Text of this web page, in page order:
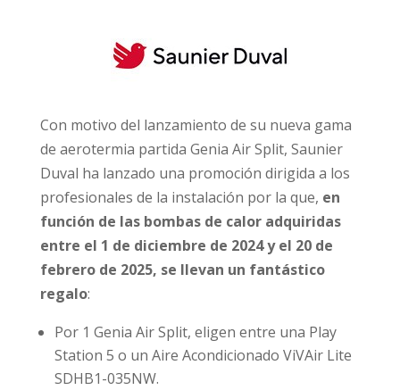
Con motivo del lanzamiento de su nueva gama
de aerotermia partida Genia Air Split, Saunier
Duval ha lanzado una promoción dirigida a los
profesionales de la instalación por la que, en
función de las bombas de calor adquiridas
entre el 1 de diciembre de 2024 y el 20 de
febrero de 2025, se llevan un fantástico
regalo:
Por 1 Genia Air Split, eligen entre una Play
Station 5 o un Aire Acondicionado ViVAir Lite
SDHB1-035NW.